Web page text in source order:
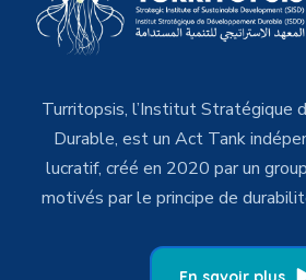
Turritopsis, l’Institut Stratégique
Durable, est un Act Tank
lucratif, créé en 2020 par un
motivés par le principe de